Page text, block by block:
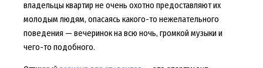
владельцы квартир не очень охотно предоставляют их
молодым людям, опасаясь какого-то нежелательного
поведения — вечеринок на всю ночь, громкой музыки и
чего-то подобного.